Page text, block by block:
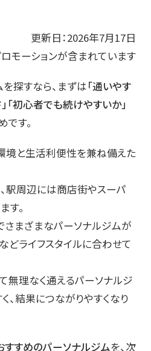
更新日：2026年7月17日
モーションが含まれています
探すなら、まずは「通いやす
「初心者でも続けやすいか」
す。
境と生活利便性を兼ね備えた
駅周辺には商店街やスーパ
す。
まざまなパーソナルジムが
どライフスタイルに合わせて
無理なく通えるパーソナルジ
、結果につながりやすくなり
すめのパーソナルジムを、次